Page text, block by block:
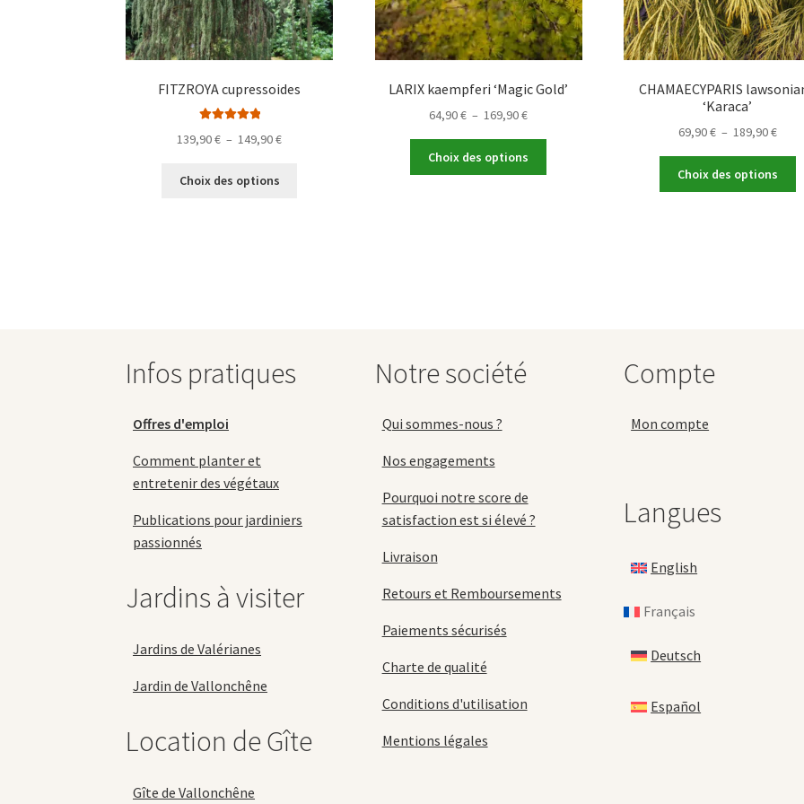
FITZROYA cupressoides
139,90€ – 149,90€Plage
Choix des options
LARIX kaempferi ‘Magic Gold’
64,90€ – 169,90€Plage
prix :
64,90 €
Choix des options
CHAMAECYPARIS
‘Karaca’
69,90€ – 189,90€Plage
prix :
69,90
Choix des options
Infos pratiques
Offres d'emploi
Comment planter et
entretenir des végétaux
Publications pour jardiniers
passionnés
Jardins à visiter
Jardins de Valérianes
Jardin de Vallonchêne
Location de Gîte
Gîte de Vallonchêne
Notre société
Qui sommes-nous ?
Nos engagements
Pourquoi notre score de
satisfaction est si élevé ?
Livraison
Retours et Remboursements
Paiements sécurisés
Charte de qualité
Conditions d'utilisation
Mentions légales
Compte
Mon compte
Langues
English
Français
Deutsch
Español